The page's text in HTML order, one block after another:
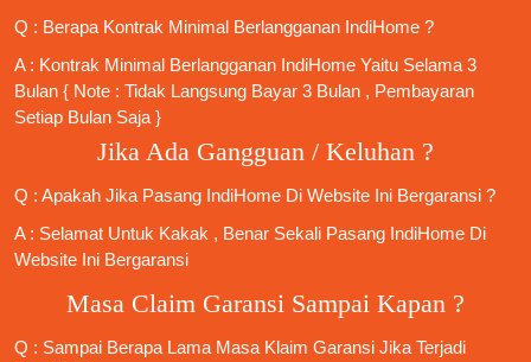
Q : Berapa Kontrak Minimal Berlangganan IndiHome ?
A : Kontrak Minimal Berlangganan IndiHome Yaitu Selama 3
Bulan { Note : Tidak Langsung Bayar 3 Bulan , Pembayaran
Setiap Bulan Saja }
Jika Ada Gangguan / Keluhan ?
Q : Apakah Jika Pasang IndiHome Di Website Ini Bergaransi ?
A : Selamat Untuk Kakak , Benar Sekali Pasang IndiHome Di
Website Ini Bergaransi
Masa Claim Garansi Sampai Kapan ?
Q : Sampai Berapa Lama Masa Klaim Garansi Jika Terjadi